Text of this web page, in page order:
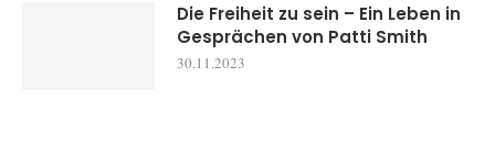
Die Freiheit zu sein – Ein Leben in
Gesprächen von Patti Smith
30.11.2023